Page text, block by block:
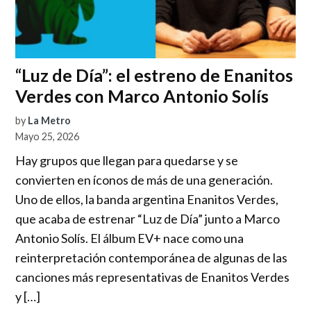
“Luz de Día”: el estreno de Enanitos
Verdes con Marco Antonio Solís
by La Metro
Mayo 25, 2026
Hay grupos que llegan para quedarse y se
convierten en íconos de más de una generación.
Uno de ellos, la banda argentina Enanitos Verdes,
que acaba de estrenar “Luz de Día” junto a Marco
Antonio Solís. El álbum EV+ nace como una
reinterpretación contemporánea de algunas de las
canciones más representativas de Enanitos Verdes
y […]